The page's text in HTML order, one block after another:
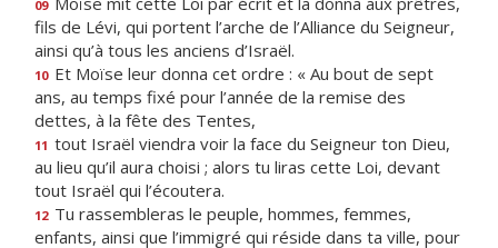
09
fils de Lévi, qui portent l’arche de l’Alliance du Seigneur,
ainsi qu’à tous les anciens d’Israël.
10 Et Moïse leur donna cet ordre : « Au bout de sept
ans, au temps fixé pour l’année de la remise des
dettes, à la fête des Tentes,
11 tout Israël viendra voir la face du Seigneur ton Dieu,
au lieu qu’il aura choisi ; alors tu liras cette Loi, devant
tout Israël qui l’écoutera.
12 Tu rassembleras le peuple, hommes, femmes,
enfants, ainsi que l’immigré qui réside dans ta ville, pour